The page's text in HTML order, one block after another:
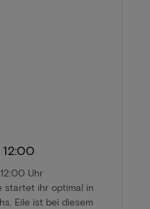
Uhr
startet ihr optimal in
Eile ist bei diesem